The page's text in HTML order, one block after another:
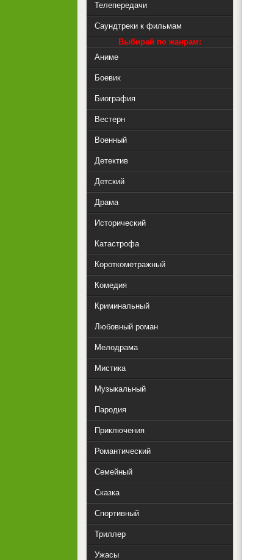
Телепередачи
Саундтреки к фильмам
Выбирай по жанрам:
Аниме
Боевик
Биография
Вестерн
Военный
Детектив
Детский
Драма
Исторический
Катастрофа
Короткометражный
Комедия
Криминальный
Любовный роман
Мелодрама
Мистика
Музыкальный
Пародия
Приключения
Романтический
Семейный
Сказка
Спортивный
Триллер
Ужасы